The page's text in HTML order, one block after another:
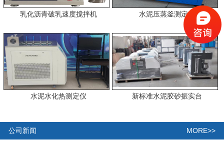
乳化沥青破乳速度搅拌机 水泥压蒸釜测定仪
水泥水化热测定仪 新标准水泥胶砂振实台
公司新闻 MORE>>